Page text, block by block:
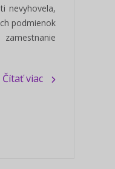
nevyhovela,
podmienok
Čítať viac